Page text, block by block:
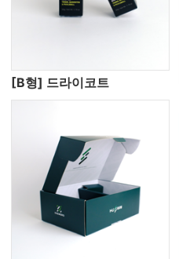
[B형] 드라이코트